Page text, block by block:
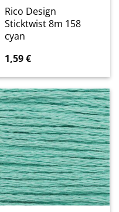
Rico Design
Sticktwist 8m 158
cyan
1,59€